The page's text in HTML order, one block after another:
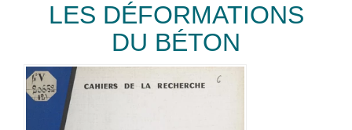
LES DÉFORMATIONS
DU BÉTON